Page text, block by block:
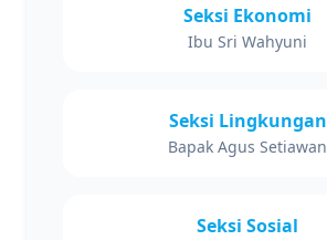
Seksi Ekonomi
Ibu Sri Wahyuni
Seksi Lingkungan
Bapak Agus Setiawan
Seksi Sosial